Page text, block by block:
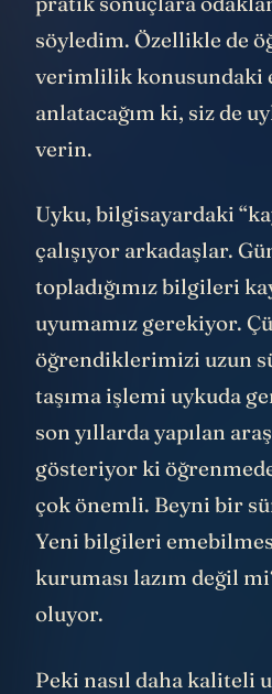
söyledim. Özellikle de
verimlilik konusundaki
anlatacağım ki, siz de
verin.
Uyku, bilgisayardaki
çalışıyor arkadaşlar.
topladığımız bilgileri
uyumamız gerekiyor.
öğrendiklerimizi uzun
taşıma işlemi uykuda
son yıllarda yapılan
gösteriyor ki
çok önemli. Beyni bir
Yeni bilgileri
kuruması lazım değil
oluyor.
Peki nasıl daha kaliteli